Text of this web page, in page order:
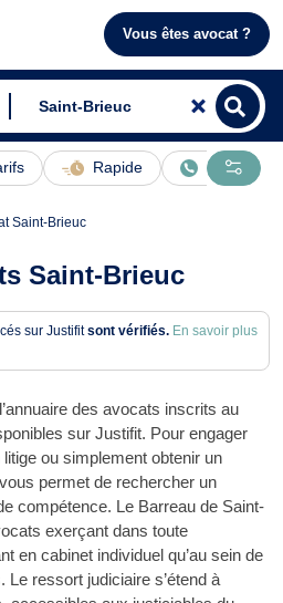
Vous êtes avocat ?
Rapide En ligne
Saint-Brieuc
Saint-Brieuc
sur Justifitsont vérifiés. En savoir plus
des avocats inscrits au
sur Justifit. Pour engager
ou simplement obtenir un
permet de rechercher un
compétence. Le Barreau de Saint-
exerçant dans toute
en cabinet individuel qu’au sein de
ressort judiciaire s’étend à